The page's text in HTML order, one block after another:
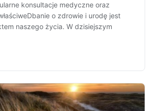
konsultacje medyczne oraz
o zdrowie i urodę jest
naszego życia. W dzisiejszym